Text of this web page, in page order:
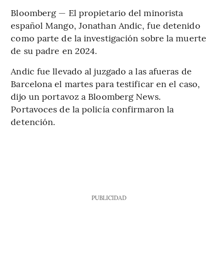
Bloomberg — El propietario del minorista
español Mango, Jonathan Andic, fue detenido
como parte de la investigación sobre la muerte
de su padre en 2024.
Andic fue llevado al juzgado a las afueras de
Barcelona el martes para testificar en el caso,
dijo un portavoz a Bloomberg News.
Portavoces de la policía confirmaron la
detención.
PUBLICIDAD